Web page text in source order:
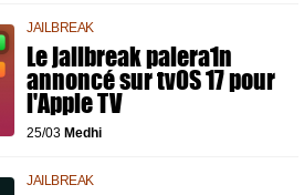
JAILBREAK
Le jailbreak palera1n
annoncé sur tvOS 17 pour
l'Apple TV
25/03 Medhi
JAILBREAK